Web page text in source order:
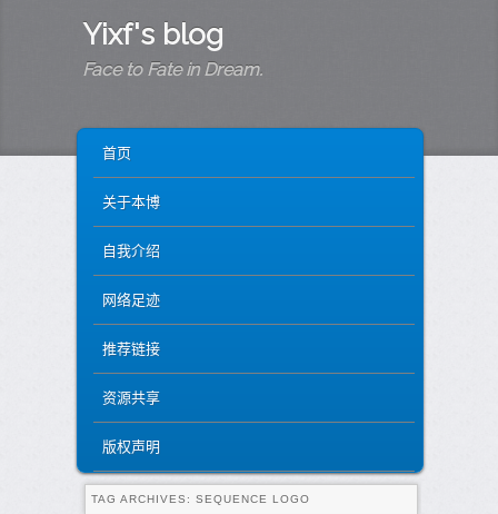
Yixf's blog
Face to Fate in Dream.
SKIP TO PRIMARY CONTENT
SKIP TO SECONDARY CONTENT
首页
关于本博
自我介绍
网络足迹
推荐链接
资源共享
版权声明
TAG ARCHIVES: SEQUENCE LOGO